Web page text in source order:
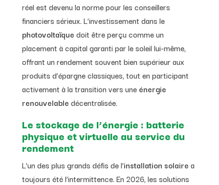
réel est devenu la norme pour les conseillers
financiers sérieux. L’investissement dans le
photovoltaïque doit être perçu comme un
placement à capital garanti par le soleil lui-même,
offrant un rendement souvent bien supérieur aux
produits d’épargne classiques, tout en participant
activement à la transition vers une énergie
renouvelable décentralisée.
Le stockage de l’énergie : batterie
physique et virtuelle au service du
rendement
L’un des plus grands défis de l’installation solaire a
toujours été l’intermittence. En 2026, les solutions